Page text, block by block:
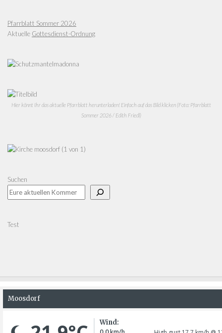
Pfarrblatt Sommer 2026
Aktuelle Gottesdienst-Ordnung
Hier könnt Ihr das aktuelle Pfarrblatt herunterladen! Einfach auf das Bild klicken (Foto: Pfarrblatt
Sommer 2026 / Edith Friedl)
Suchen
Test